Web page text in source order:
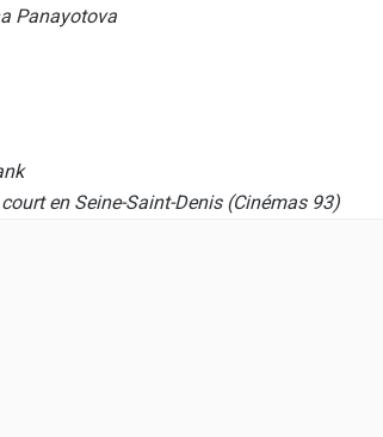
Panayotova
en Seine-Saint-Denis (Cinémas 93)